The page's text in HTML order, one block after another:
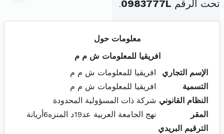
تحت الرقم 0983777L
.
معلومات حول
افريقيا للمعلومات ش م م
الإسم التجاري
افريقيا للمعلومات ش م م
التسمية
افريقيا للمعلومات ش م م
النظام القانوني شركة ذات المسؤولية المحدودة
المقر
نهج الجامعة العربية عد19د المنزه6أريانة
الترقيم البريدي